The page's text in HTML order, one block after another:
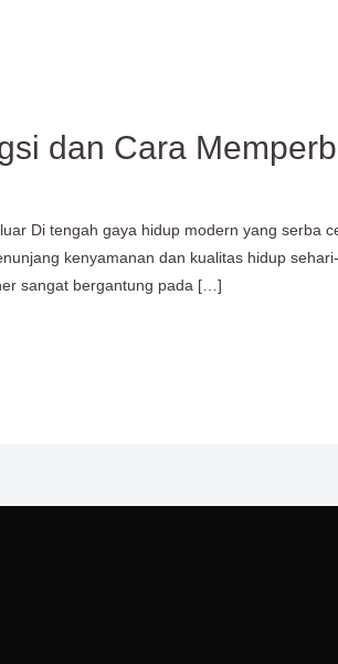
dan Cara
Di tengah gaya hidup modern yang serba
kenyamanan dan kualitas hidup
sangat bergantung pada […]